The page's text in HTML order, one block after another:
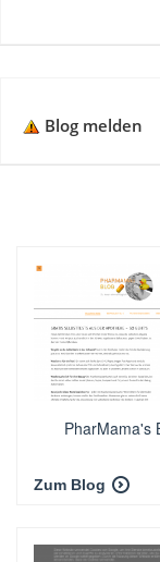
Blog melden
PharMama's
Zum Blog